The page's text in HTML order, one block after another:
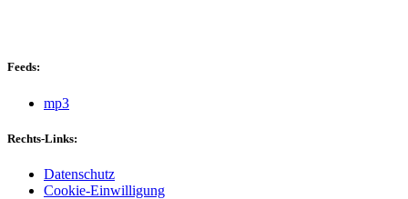
Feeds:
mp3
Rechts-Links:
Datenschutz
Cookie-Einwilligung